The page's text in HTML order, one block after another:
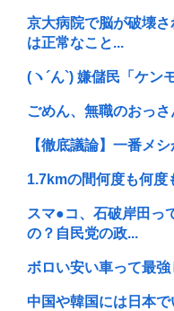
京大病院で脳が破壊
は正常なこと...
(ヽ´ん`) 嫌儲民「ケン
ごめん、無職のおっ
【徹底議論】一番メ
1.7kmの間何度も何度
スマ●コ、石破岸田っ
の？自民党の政...
ボロい安い車って最強
中国や韓国には日本